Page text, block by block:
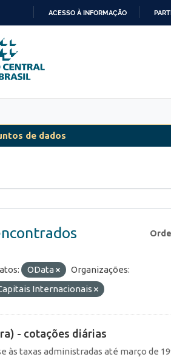
PARA
O
CONTEÚDO
ACESSO À INFORMAÇÃO
de dados
OData
Organizações:
Internacionais
- cotações diárias
às taxas administradas até março de